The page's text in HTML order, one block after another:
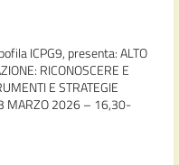
ICPG9, presenta: ALTO
RICONOSCERE E
E STRATEGIE
MARZO 2026 – 16,30-